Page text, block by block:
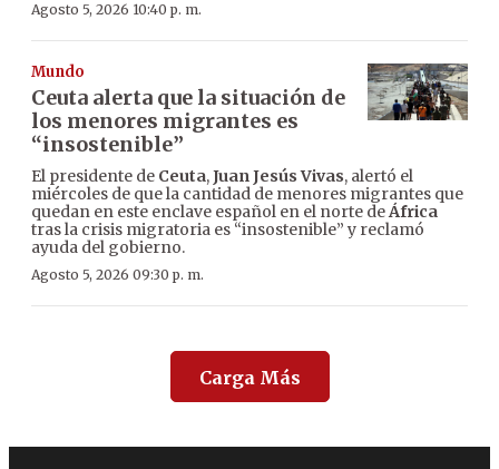
Agosto 5, 2026 10:40 p. m.
Mundo
Ceuta alerta que la situación de
los menores migrantes es
“insostenible”
El presidente de Ceuta,Juan Jesús Vivas, alertó el
miércoles de que la cantidad de menores migrantes que
quedan en este enclave español en el norte deÁfrica
tras la crisis migratoria es “insostenible” y reclamó
ayuda del gobierno.
Agosto 5, 2026 09:30 p. m.
Carga Más